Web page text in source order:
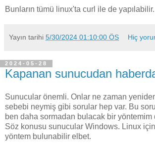
Bunların tümü linux'ta curl ile de yapılabilir.
Yayın tarihi 5/30/2024 01:10:00 ÖS Hiç
2024-05-28
Kapanan sunucudan
Sunucular önemli. Onlar ne zaman
sebebi neymiş gibi sorular hep var. Bu
ben daha sormadan bulacak bir yöntemim
Söz konusu sunucular Windows. Linux
yöntem bulunabilir elbet.